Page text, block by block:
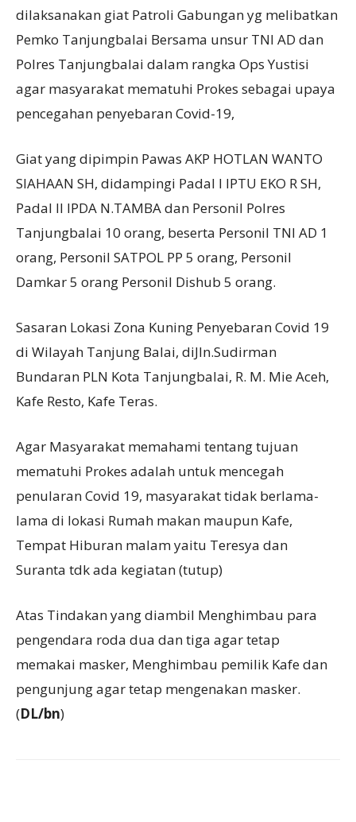
dilaksanakan giat Patroli Gabungan yg melibatkan
Pemko Tanjungbalai Bersama unsur TNI AD dan
Polres Tanjungbalai dalam rangka Ops Yustisi
agar masyarakat mematuhi Prokes sebagai upaya
pencegahan penyebaran Covid-19,
Giat yang dipimpin Pawas AKP HOTLAN WANTO
SIAHAAN SH, didampingi Padal I IPTU EKO R SH,
Padal II IPDA N.TAMBA dan Personil Polres
Tanjungbalai 10 orang, beserta Personil TNI AD 1
orang, Personil SATPOL PP 5 orang, Personil
Damkar 5 orang Personil Dishub 5 orang.
Sasaran Lokasi Zona Kuning Penyebaran Covid 19
di Wilayah Tanjung Balai, diJln.Sudirman
Bundaran PLN Kota Tanjungbalai, R. M. Mie Aceh,
Kafe Resto, Kafe Teras.
Agar Masyarakat memahami tentang tujuan
mematuhi Prokes adalah untuk mencegah
penularan Covid 19, masyarakat tidak berlama-
lama di lokasi Rumah makan maupun Kafe,
Tempat Hiburan malam yaitu Teresya dan
Suranta tdk ada kegiatan (tutup)
Atas Tindakan yang diambil Menghimbau para
pengendara roda dua dan tiga agar tetap
memakai masker, Menghimbau pemilik Kafe dan
pengunjung agar tetap mengenakan masker.
(DL/bn)